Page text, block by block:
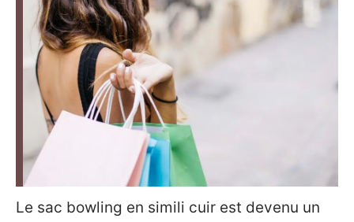
Le sac bowling en simili cuir est devenu un